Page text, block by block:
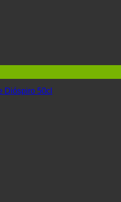
Dióspiro 50cl